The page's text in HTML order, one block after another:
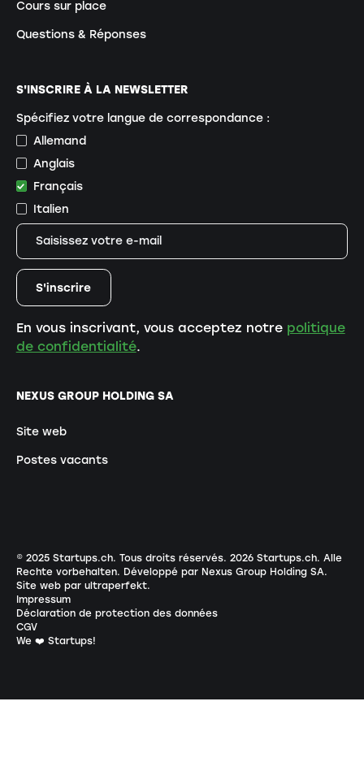
Cours sur place
Questions & Réponses
NEXUS GROUP HOLDING SA
Site web
Postes vacants
S'INSCRIRE À LA NEWSLETTER
Spécifiez votre langue de correspondance :
Allemand
Anglais
Français
Italien
En vous inscrivant, vous acceptez notre politique
de confidentialité.
© 2025 Startups.ch. Tous droits réservés. 2026Startups.ch. Alle
Rechte vorbehalten. Développé par Nexus Group Holding SA.
Site web par ultraperfekt.
Impressum
Déclaration de protection des données
CGV
We ❤️ Startups!